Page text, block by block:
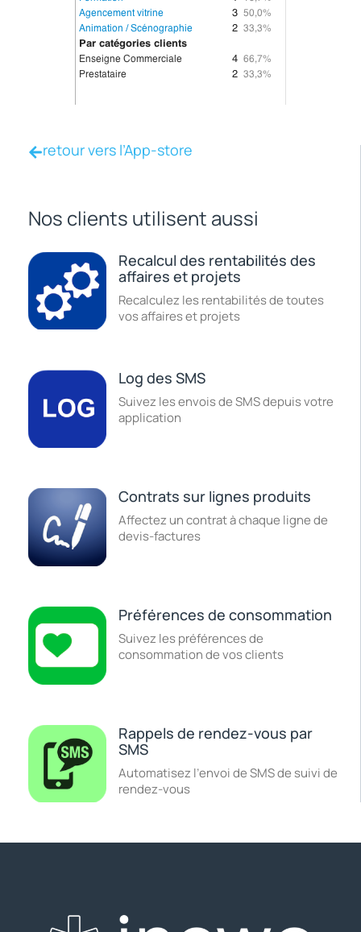
retour vers l’App-store
Nos clients utilisent aussi
Recalcul des rentabilités des
affaires et projets
Recalculez les rentabilités de toutes
vos affaires et projets
Log des SMS
Suivez les envois de SMS depuis votre
application
Contrats sur lignes produits
Affectez un contrat à chaque ligne de
devis-factures
Préférences de consommation
Suivez les préférences de
consommation de vos clients
Rappels de rendez-vous par
SMS
Automatisez l’envoi de SMS de suivi de
rendez-vous